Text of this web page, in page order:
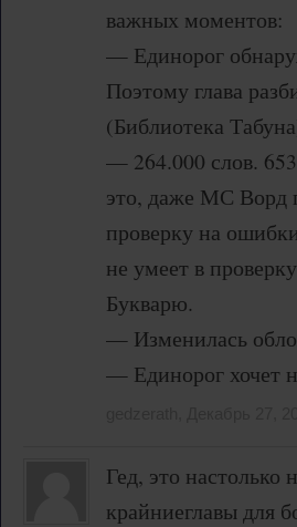
важных моментов:
— Единорог
Поэтому глава
(Библиотека
— 264.000 слов.
это, даже МС Ворд
проверку на
не умеет в
Букварю.
— Изменилась
— Единорог хочет
Гед, это настолько
крайниеглавы для